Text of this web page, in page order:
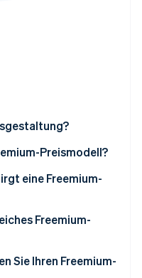
Preismodell?
eine Freemium-
innenFreemium-
Mehrwert
Sie Ihren Freemium-